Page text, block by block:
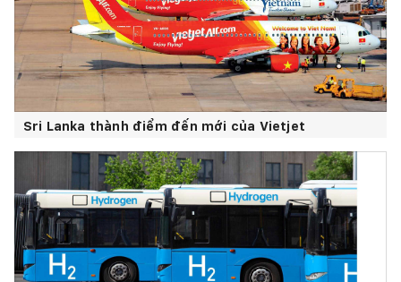
Sri Lanka thành điểm đến mới của Vietjet